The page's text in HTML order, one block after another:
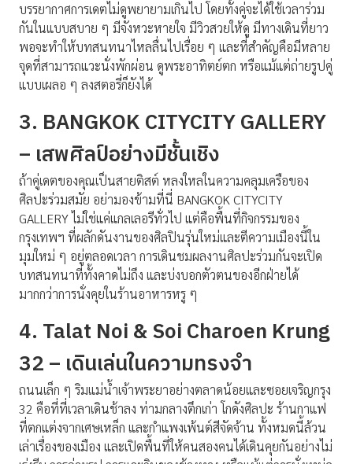
บรรยากาศการเดตไม่ดูพยายามเกินไป โดยทั้งคู่จะได้ใช้เวลาร่วม
กันในแบบสบาย ๆ มีจังหวะหายใจ มีวิวสวยให้ดู มีทางเดินที่ยาว
พอจะทำให้บทสนทนาไหลลื่นไปเรื่อย ๆ และที่สำคัญคือมีหลาย
จุดที่สามารถแวะนั่งพักผ่อน ดูพระอาทิตย์ตก หรือแม้แต่ถ่ายรูปคู่
แบบเผลอ ๆ ลงสตอรี่ก็ยังได้
3. BANGKOK CITYCITY GALLERY
– เสพศิลป์อย่างมีชั้นเชิง
ถ้าคู่เดตของคุณเป็นสายติสต์ หลงใหลในความคลุมเครือของ
ศิลปะร่วมสมัย อย่ามองข้ามที่นี่ BANGKOK CITYCITY
GALLERY ไม่ใช่แค่แกลเลอรีทั่วไป แต่คือพื้นที่กิจกรรมของ
กรุงเทพฯ ที่ผลักดันงานของศิลปินรุ่นใหม่และตีความเมืองนี้ใน
มุมใหม่ ๆ อยู่ตลอดเวลา การเดินชมผลงานศิลปะร่วมกันจะเปิด
บทสนทนาที่ทั้งคาดไม่ถึง และบ่งบอกตัวตนของอีกฝ่ายได้
มากกว่าการนั่งคุยในร้านอาหารหรู ๆ
4. Talat Noi & Soi Charoen Krung
32 – เดินเล่นในความทรงจำ
ถนนเล็ก ๆ ริมแม่น้ำเจ้าพระยาอย่างตลาดน้อยและซอยเจริญกรุง
32 คือที่ที่เวลาเดินช้าลง ท่ามกลางตึกเก่า โกดังศิลปะ ร้านกาแฟ
ที่ตกแต่งจากเศษเหล็ก และกำแพงเพ้นต์สีจัดจ้าน ทั้งหมดนี้ล้วน
เล่าเรื่องของเมือง และเปิดพื้นที่ให้คนสองคนได้เดินคุยกันอย่างไม่